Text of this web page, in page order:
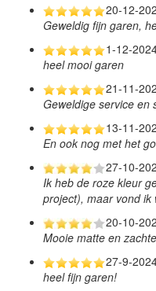
20-12-
Geweldig fijn garen,
1-12-
heel mooi garen
21-11-
Geweldige service en
13-11-
En ook nog met het
27-10-
Ik heb de roze kleur
project), maar vond
20-10-
Mooie matte en
27-9-
heel fijn garen!